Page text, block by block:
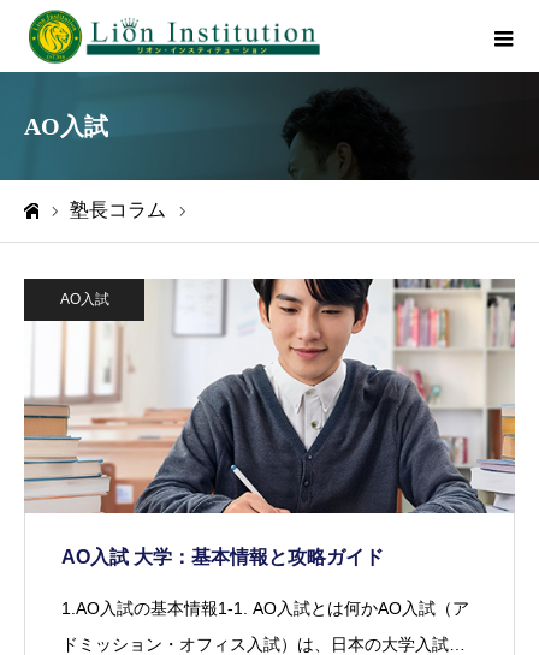
AO入試
塾長コラム
AO入試
AO入試 大学：基本情報と攻略ガイド
1.AO入試の基本情報1-1. AO入試とは何かAO入試（ア
ドミッション・オフィス入試）は、日本の大学入試…